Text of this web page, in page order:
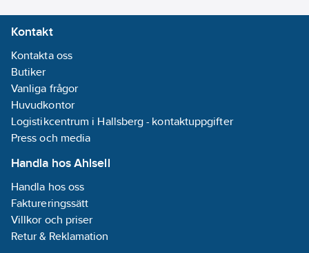
Kontakt
Kontakta oss
Butiker
Vanliga frågor
Huvudkontor
Logistikcentrum i Hallsberg - kontaktuppgifter
Press och media
Handla hos Ahlsell
Handla hos oss
Faktureringssätt
Villkor och priser
Retur & Reklamation